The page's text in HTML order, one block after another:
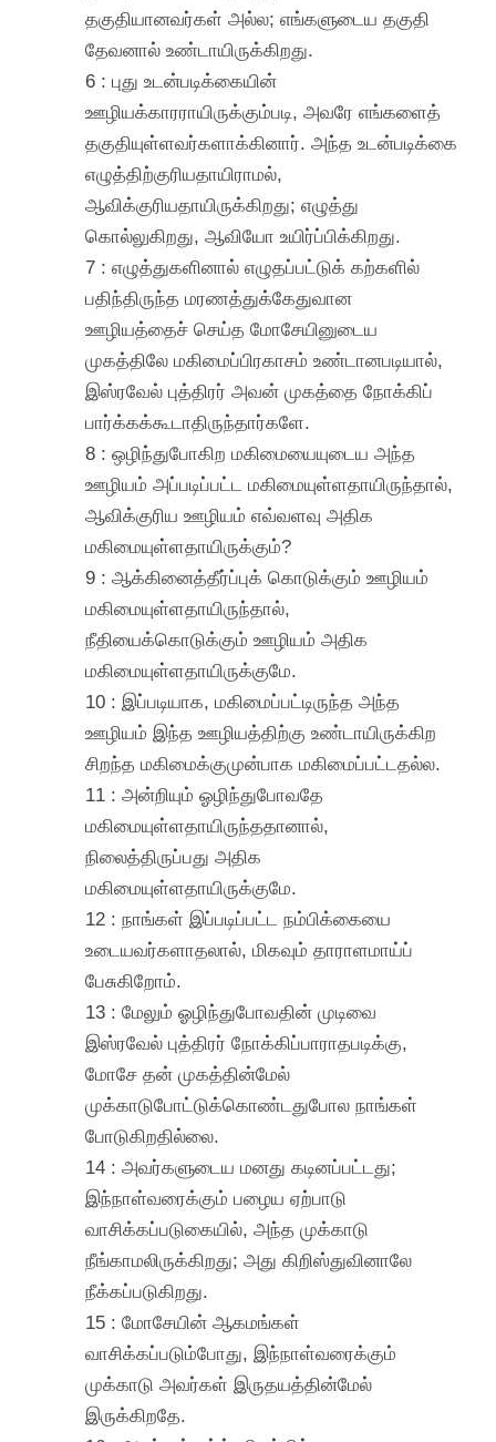
தகுதியானவர்கள் அல்ல; எங்களுடைய தகுதி
தேவனால் உண்டாயிருக்கிறது.
6 : புது உடன்படிக்கையின்
ஊழியக்காரராயிருக்கும்படி, அவரே எங்களைத்
தகுதியுள்ளவர்களாக்கினார். அந்த உடன்படிக்கை
எழுத்திற்குரியதாயிராமல்,
ஆவிக்குரியதாயிருக்கிறது; எழுத்து
கொல்லுகிறது, ஆவியோ உயிர்ப்பிக்கிறது.
7 : எழுத்துகளினால் எழுதப்பட்டுக் கற்களில்
பதிந்திருந்த மரணத்துக்கேதுவான
ஊழியத்தைச் செய்த மோசேயினுடைய
முகத்திலே மகிமைப்பிரகாசம் உண்டானபடியால்,
இஸ்ரவேல் புத்திரர் அவன் முகத்தை நோக்கிப்
பார்க்கக்கூடாதிருந்தார்களே.
8 : ஒழிந்துபோகிற மகிமையையுடைய அந்த
ஊழியம் அப்படிப்பட்ட மகிமையுள்ளதாயிருந்தால்,
ஆவிக்குரிய ஊழியம் எவ்வளவு அதிக
மகிமையுள்ளதாயிருக்கும்?
9 : ஆக்கினைத்தீர்ப்புக் கொடுக்கும் ஊழியம்
மகிமையுள்ளதாயிருந்தால்,
நீதியைக்கொடுக்கும் ஊழியம் அதிக
மகிமையுள்ளதாயிருக்குமே.
10 : இப்படியாக, மகிமைப்பட்டிருந்த அந்த
ஊழியம் இந்த ஊழியத்திற்கு உண்டாயிருக்கிற
சிறந்த மகிமைக்குமுன்பாக மகிமைப்பட்டதல்ல.
11 : அன்றியும் ஓழிந்துபோவதே
மகிமையுள்ளதாயிருந்ததானால்,
நிலைத்திருப்பது அதிக
மகிமையுள்ளதாயிருக்குமே.
12 : நாங்கள் இப்படிப்பட்ட நம்பிக்கையை
உடையவர்களாதலால், மிகவும் தாராளமாய்ப்
பேசுகிறோம்.
13 : மேலும் ஓழிந்துபோவதின் முடிவை
இஸ்ரவேல் புத்திரர் நோக்கிப்பாராதபடிக்கு,
மோசே தன் முகத்தின்மேல்
முக்காடுபோட்டுக்கொண்டதுபோல நாங்கள்
போடுகிறதில்லை.
14 : அவர்களுடைய மனது கடினப்பட்டது;
இந்நாள்வரைக்கும் பழைய ஏற்பாடு
வாசிக்கப்படுகையில், அந்த முக்காடு
நீங்காமலிருக்கிறது; அது கிறிஸ்துவினாலே
நீக்கப்படுகிறது.
15 : மோசேயின் ஆகமங்கள்
வாசிக்கப்படும்போது, இந்நாள்வரைக்கும்
முக்காடு அவர்கள் இருதயத்தின்மேல்
இருக்கிறதே.